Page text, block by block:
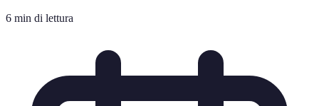
6 min di lettura